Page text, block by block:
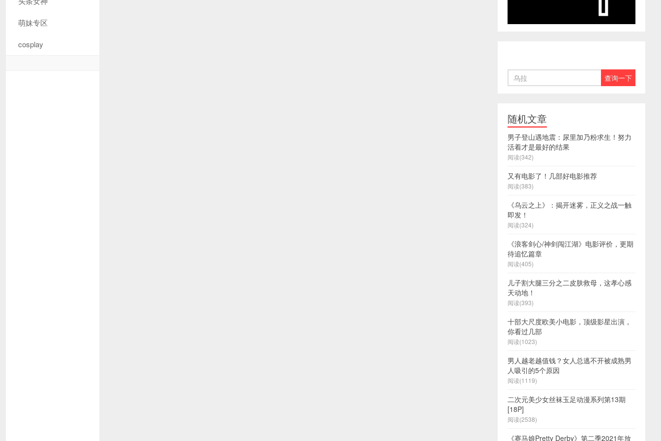
萌妹专区
cosplay
随机文章
男子登山遇地震：尿里加乃粉求生！努力
活着才是最好的结果
阅读(342)
又有电影了！几部好电影推荐
阅读(383)
《乌云之上》：揭开迷雾，正义之战一触
即发！
阅读(324)
《浪客剑心/神剑闯江湖》电影评价，更期
待追忆篇章
阅读(405)
儿子割大腿三分之二皮肤救母，这孝心感
天动地！
阅读(393)
十部大尺度欧美小电影，顶级影星出演，
你看过几部
阅读(1023)
男人越老越值钱？女人总逃不开被成熟男
人吸引的5个原因
阅读(1119)
二次元美少女丝袜玉足动漫系列第13期
[18P]
阅读(2538)
《赛马娘Pretty Derby》第二季2021年放